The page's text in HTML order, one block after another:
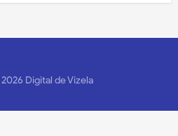
2026 Digital de Vizela